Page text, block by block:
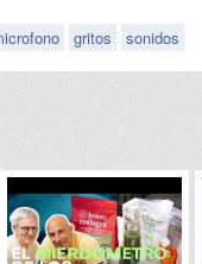
gritos sonidos